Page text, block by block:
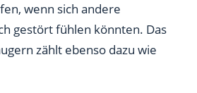
wenn sich andere
gestört fühlen könnten. Das
zählt ebenso dazu wie